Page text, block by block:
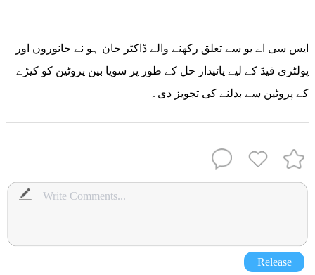
پولٹری فیڈ کے لیے پائیدار حل کے طور پر سویا بین پروٹین کو کیڑے
کے پروٹین سے بدلنے کی تجویز دی۔
Release